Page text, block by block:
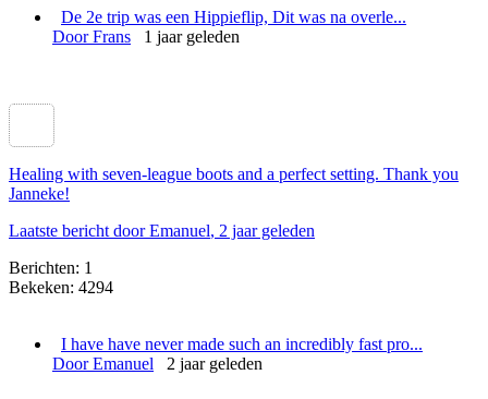
De 2e trip was een Hippieflip, Dit was na overle...
Door Frans 1 jaar geleden
Healing with seven-league boots and a perfect setting. Thank you
Janneke!
Laatste bericht door Emanuel, 2 jaar geleden
Berichten: 1
Bekeken: 4294
I have have never made such an incredibly fast pro...
Door Emanuel 2 jaar geleden